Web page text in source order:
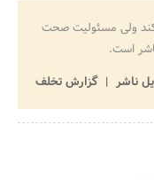
ولی مسئولیت صحت
است.
ناشر
گزارش تخلف